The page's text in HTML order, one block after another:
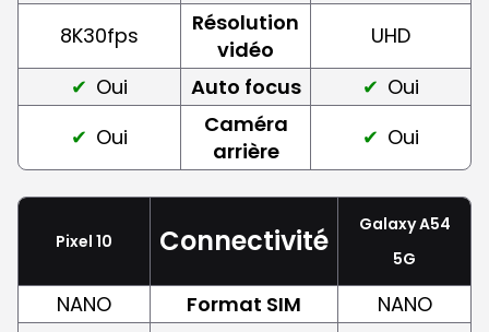
8K30fps
Résolution
vidéo
UHD
Oui
Auto focus
Oui
Oui
Caméra
arrière
Oui
Pixel 10 Connectivité
Galaxy A54
5G
NANO Format SIM
NANO